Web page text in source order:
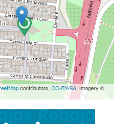
contributors, CC-BY-SA, Imagery ©